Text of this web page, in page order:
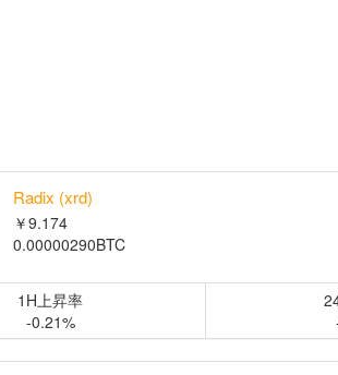
Radix (xrd)
￥9.174
0.00000290BTC
1H上昇率
-0.21%